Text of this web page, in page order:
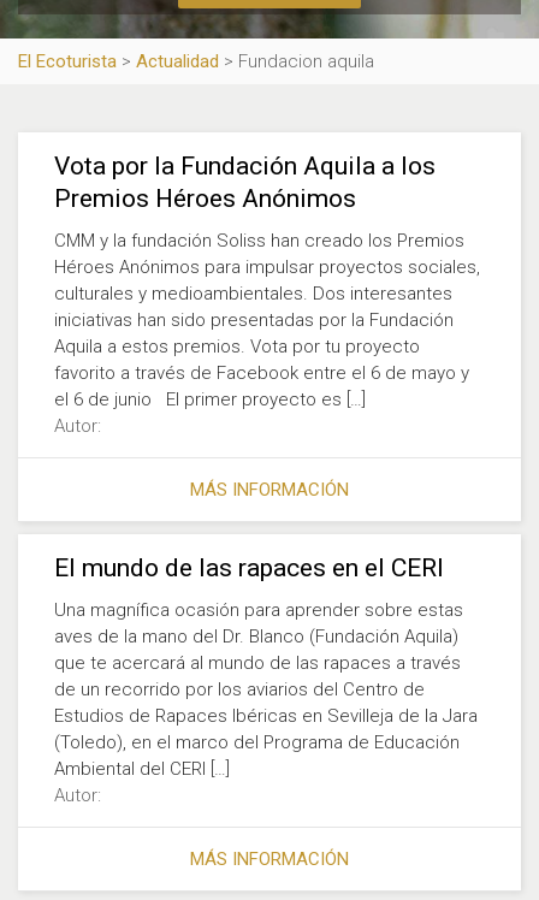
El Ecoturista > Actualidad > Fundacion aquila
Vota por la Fundación Aquila a los
Premios Héroes Anónimos
CMM y la fundación Soliss han creado los Premios
Héroes Anónimos para impulsar proyectos sociales,
culturales y medioambientales. Dos interesantes
iniciativas han sido presentadas por la Fundación
Aquila a estos premios. Vota por tu proyecto
favorito a través de Facebook entre el 6 de mayo y
el 6 de junio El primer proyecto es […]
Autor:
MÁS INFORMACIÓN
El mundo de las rapaces en el CERI
Una magnífica ocasión para aprender sobre estas
aves de la mano del Dr. Blanco (Fundación Aquila)
que te acercará al mundo de las rapaces a través
de un recorrido por los aviarios del Centro de
Estudios de Rapaces Ibéricas en Sevilleja de la Jara
(Toledo), en el marco del Programa de Educación
Ambiental del CERI […]
Autor:
MÁS INFORMACIÓN